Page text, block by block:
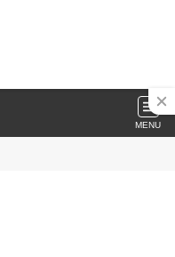
MENU